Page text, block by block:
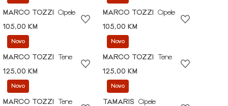
MARCO TOZZI
Cipele
105,00 KM
MARCO TOZZI
Cipele
105,00 KM
Novo
MARCO TOZZI
Tene
125,00 KM
Novo
MARCO TOZZI
Tene
125,00 KM
Novo
MARCO TOZZI
Tene
Novo
TAMARIS
Cipele